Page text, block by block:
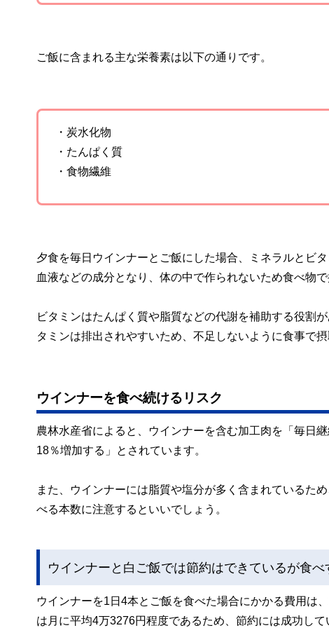
ご飯に含まれる主な栄養素は以下の通りです。
・炭水化物
・たんぱく質
・食物繊維
夕食を毎日ウインナーとご飯にした場合、ミネラルとビ
血液などの成分となり、体の中で作られないため食べ物
ビタミンはたんぱく質や脂質などの代謝を補助する役割
タミンは排出されやすいため、不足しないように食事で摂
ウインナーを食べ続けるリスク
農林水産省によると、ウインナーを含む加工肉を「毎日
18％増加する」とされています。
また、ウインナーには脂質や塩分が多く含まれているた
べる本数に注意するといいでしょう。
ウインナーと白ご飯では節約はできているが食べ
ウインナーを1日4本とご飯を食べた場合にかかる費用は
は月に平均4万3276円程度であるため、節約には成功して